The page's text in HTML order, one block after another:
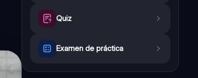
Quiz
Examen de práctica